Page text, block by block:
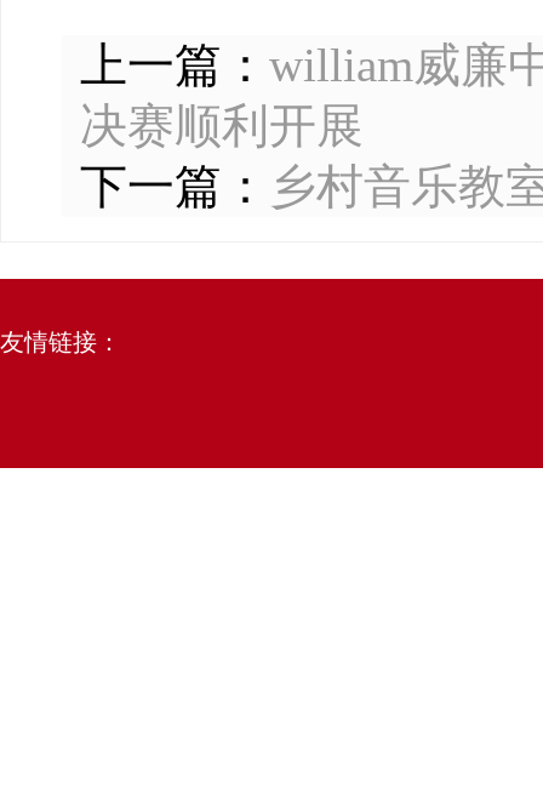
上一篇： william威廉
决赛顺利开展
下一篇： 乡村音乐教
友情链接：